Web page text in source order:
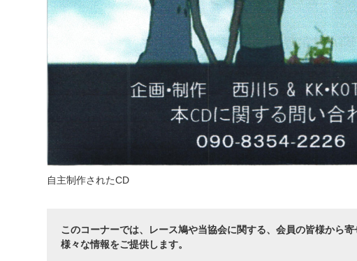
自主制作されたCD
このコーナーでは、レース鳩や当協会に関する、会員の皆様から
様々な情報をご提供します。